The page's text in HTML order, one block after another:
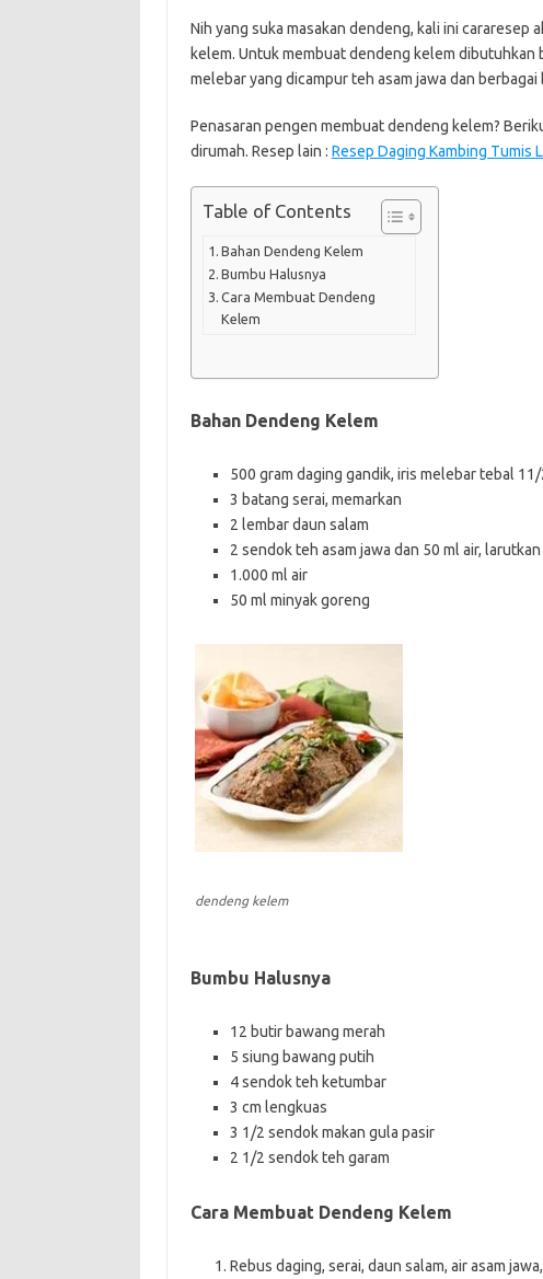
Nih yang suka masakan dendeng, kali ini
kelem. Untuk membuat dendeng kelem dibutuhkan
melebar yang dicampur teh asam jawa dan
Penasaran pengen membuat dendeng kelem?
dirumah. Resep lain : Resep Daging Kambing Tumis
Table of Contents
Bahan Dendeng Kelem
Bumbu Halusnya
Cara Membuat Dendeng
Kelem
Bahan Dendeng Kelem
500 gram daging gandik, iris melebar tebal 11/
3 batang serai, memarkan
2 lembar daun salam
2 sendok teh asam jawa dan 50 ml air, larutkan
1.000 ml air
50 ml minyak goreng
dendeng kelem
Bumbu Halusnya
12 butir bawang merah
5 siung bawang putih
4 sendok teh ketumbar
3 cm lengkuas
3 1/2 sendok makan gula pasir
2 1/2 sendok teh garam
Cara Membuat Dendeng Kelem
Rebus daging, serai, daun salam, air asam